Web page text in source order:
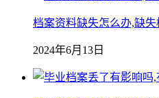
档案资料缺失怎么办,缺
2024年6月13日